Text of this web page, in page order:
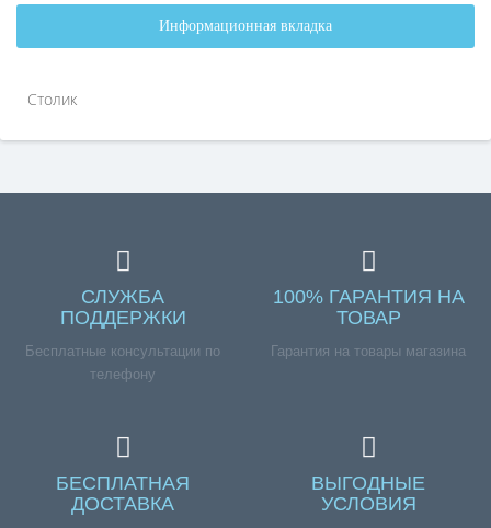
Информационная вкладка
Столик
СЛУЖБА
ПОДДЕРЖКИ
Бесплатные консультации по
телефону
100% ГАРАНТИЯ НА
ТОВАР
Гарантия на товары магазина
БЕСПЛАТНАЯ
ДОСТАВКА
ВЫГОДНЫЕ
УСЛОВИЯ